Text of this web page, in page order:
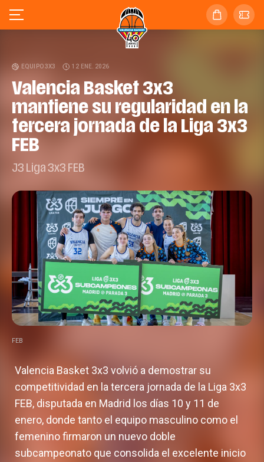
EQUIPO 3X3 12 ENE. 2026
Valencia Basket 3x3
mantiene su regularidad en la
tercera jornada de la Liga 3x3
FEB
J3 Liga 3x3 FEB
FEB
Valencia Basket 3x3 volvió a demostrar su
competitividad en la tercera jornada de la Liga 3x3
FEB, disputada en Madrid los días 10 y 11 de
enero, donde tanto el equipo masculino como el
femenino firmaron un nuevo doble
subcampeonato que consolida el excelente inicio